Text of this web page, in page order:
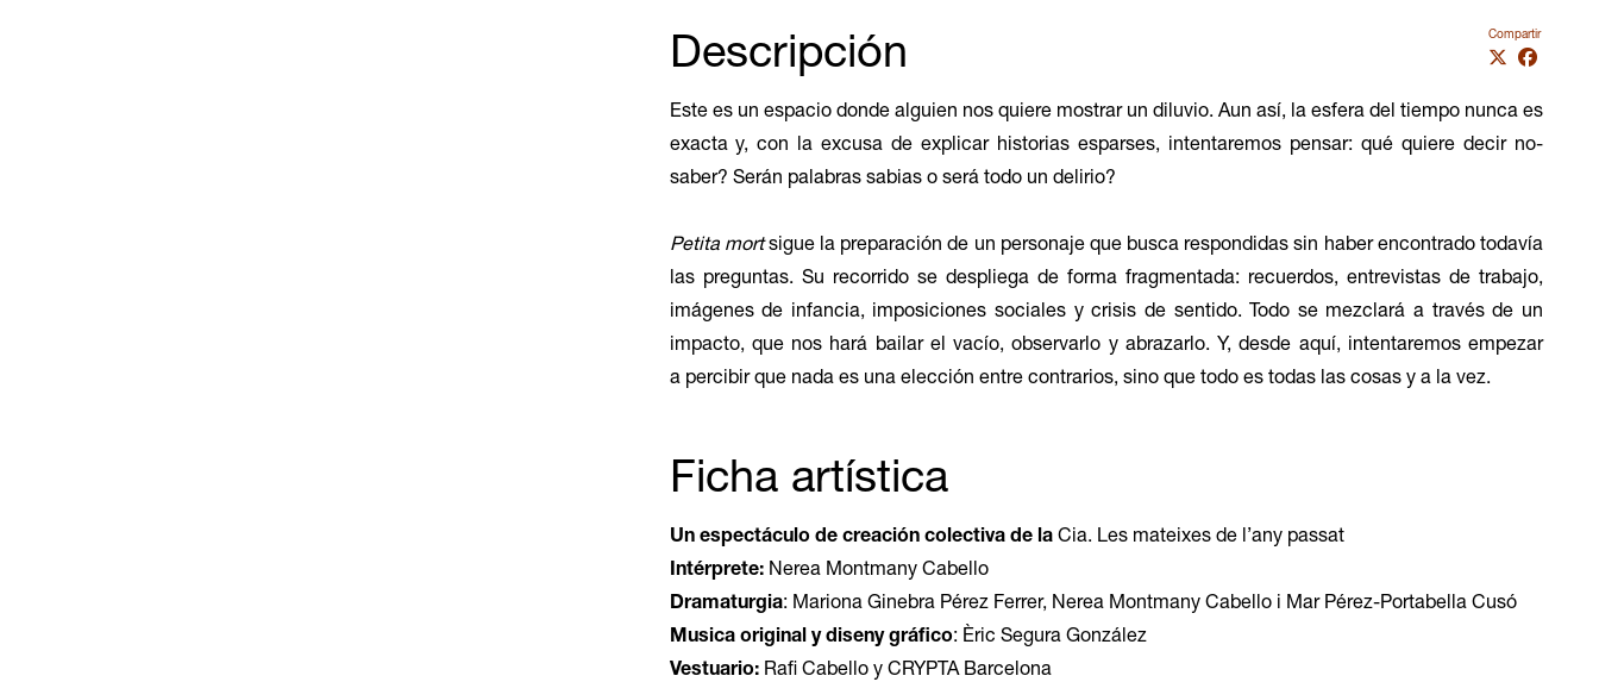
Compartir
Descripción
Este es un espacio donde alguien nos quiere mostrar un diluvio. Aun así, la esfera del tiempo nunca es
exacta y, con la excusa de explicar historias esparses, intentaremos pensar: qué quiere decir no-
saber? Serán palabras sabias o será todo un delirio?
Petita mortsigue la preparación de un personaje que busca respondidas sin haber encontrado todavía
las preguntas. Su recorrido se despliega de forma fragmentada: recuerdos, entrevistas de trabajo,
imágenes de infancia, imposiciones sociales y crisis de sentido. Todo se mezclará a través de un
impacto, que nos hará bailar el vacío, observarlo y abrazarlo. Y, desde aquí, intentaremos empezar
a percibir que nada es una elección entre contrarios, sino que todo es todas las cosas y a la vez.
Ficha artística
Un espectáculo de creación colectiva de laCia. Les mateixes de l’any passat
Intérprete: Nerea Montmany Cabello
Dramaturgia: Mariona Ginebra Pérez Ferrer, Nerea Montmany Cabello i Mar Pérez-Portabella Cusó
Musica original y diseny gráfico: Èric Segura González
Vestuario: Rafi Cabello y CRYPTA Barcelona